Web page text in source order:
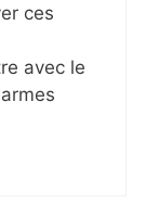
ces
avec le